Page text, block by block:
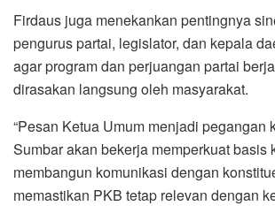
Firdaus juga menekankan pentingnya
pengurus partai, legislator, dan kepala
agar program dan perjuangan partai
dirasakan langsung oleh masyarakat.
“Pesan Ketua Umum menjadi pegangan
Sumbar akan bekerja memperkuat basis
membangun komunikasi dengan
memastikan PKB tetap relevan dengan